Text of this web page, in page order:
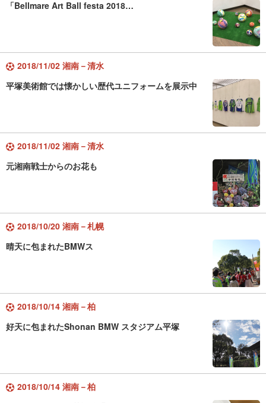
「Bellmare Art Ball festa 2018…
2018/11/02 湘南－清水
平塚美術館では懐かしい歴代ユニフォームを展示中
2018/11/02 湘南－清水
元湘南戦士からのお花も
2018/10/20 湘南－札幌
晴天に包まれたBMWス
2018/10/14 湘南－柏
好天に包まれたShonan BMW スタジアム平塚
2018/10/14 湘南－柏